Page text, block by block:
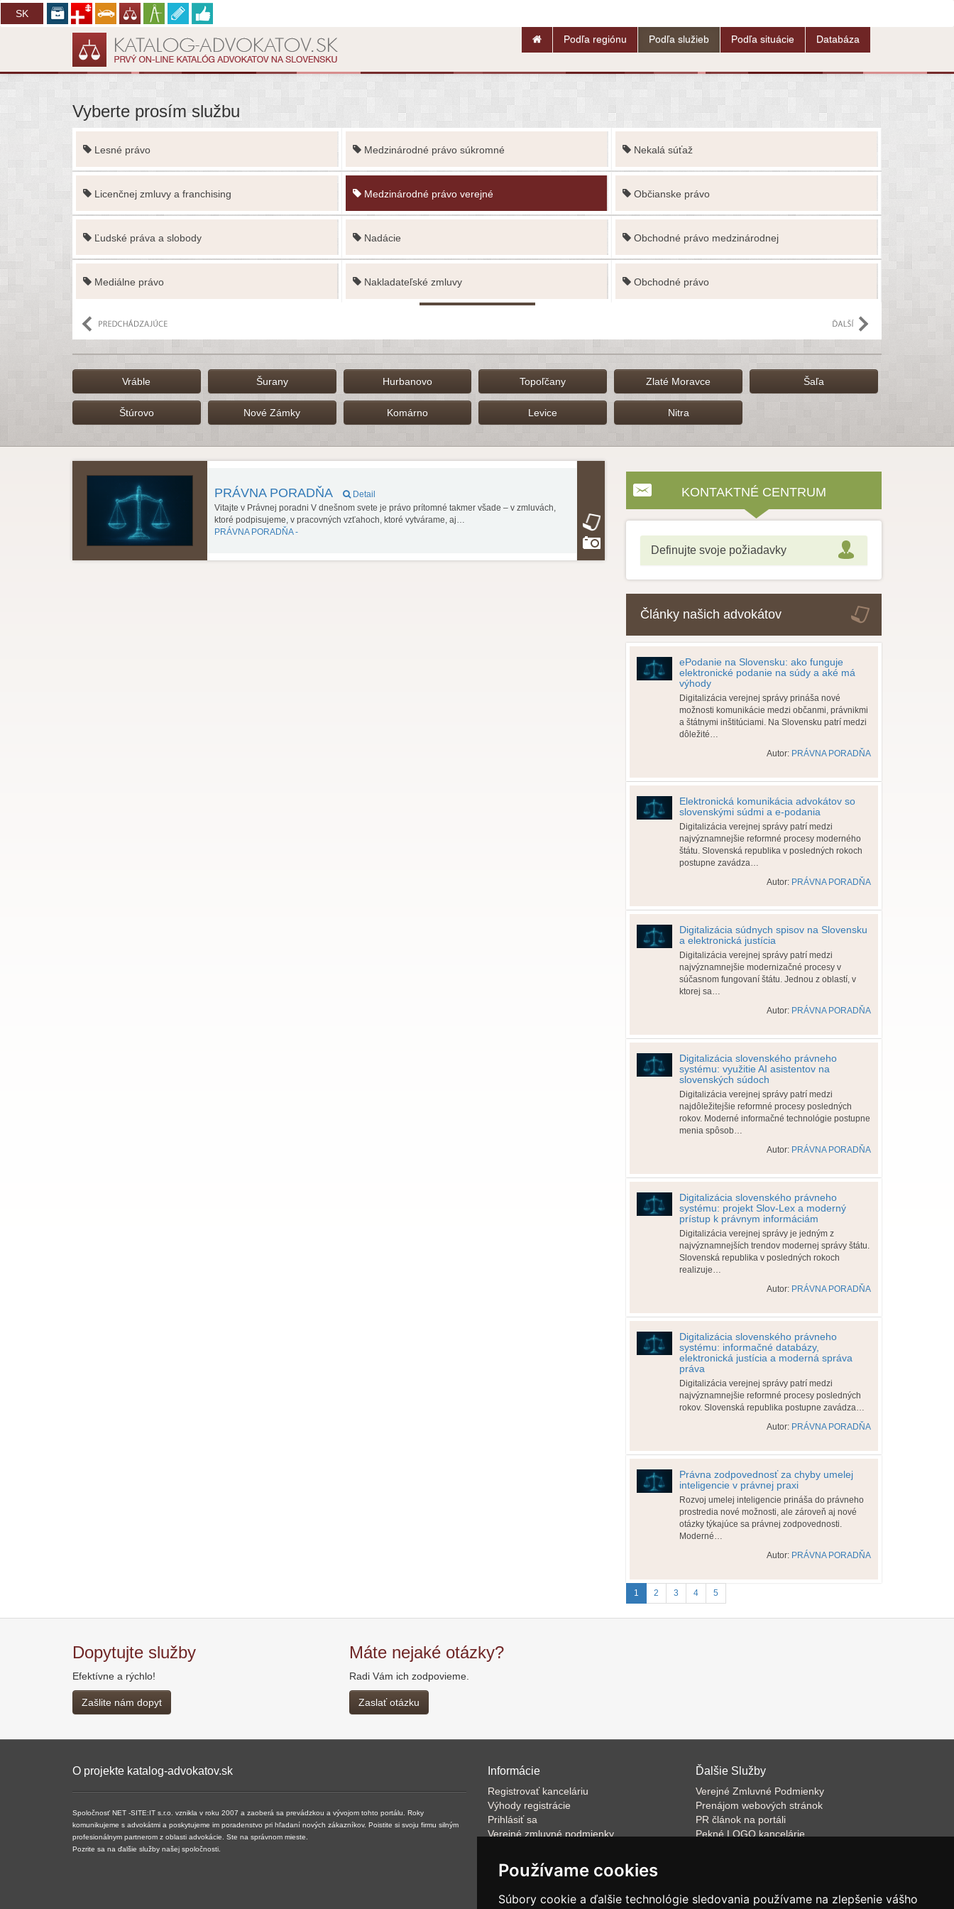
Používame cookies
Súbory cookie a ďalšie technológie sledovania používame na zlepšenie vášho
SK
CZ
Podľa regiónu Podľa služieb Podľa situácie Databáza
Vyberte prosím službu
Lesné právo
Licenčnej zmluvy a franchising
Ľudské práva a slobody
Mediálne právo
Medzinárodné právo súkromné
Medzinárodné právo verejné
Nadácie
Nakladateľské zmluvy
Nekalá súťaž
Občianske právo
Obchodné právo medzinárodnej
Obchodné právo
Vráble Šurany Hurbanovo Topoľčany Zlaté Moravce Šaľa
Štúrovo Nové Zámky Komárno Levice Nitra
PRÁVNA PORADŇA
Detail
Vitajte v Právnej poradni V dnešnom svete je právo prítomné takmer všade – v zmluvách,
ktoré podpisujeme, v pracovných vzťahoch, ktoré vytvárame, aj…
PRÁVNA PORADŇA -
KONTAKTNÉ CENTRUM
Definujte svoje požiadavky
Články našich advokátov
ePodanie na Slovensku: ako funguje
elektronické podanie na súdy a aké má
výhody
Digitalizácia verejnej správy prináša nové
možnosti komunikácie medzi občanmi, právnikmi
a štátnymi inštitúciami. Na Slovensku patrí medzi
dôležité…
Autor: PRÁVNA PORADŇA
Elektronická komunikácia advokátov so
slovenskými súdmi a e-podania
Digitalizácia verejnej správy patrí medzi
najvýznamnejšie reformné procesy moderného
štátu. Slovenská republika v posledných rokoch
postupne zavádza…
Autor: PRÁVNA PORADŇA
Digitalizácia súdnych spisov na Slovensku
a elektronická justícia
Digitalizácia verejnej správy patrí medzi
najvýznamnejšie modernizačné procesy v
súčasnom fungovaní štátu. Jednou z oblastí, v
ktorej sa…
Autor: PRÁVNA PORADŇA
Digitalizácia slovenského právneho
systému: využitie AI asistentov na
slovenských súdoch
Digitalizácia verejnej správy patrí medzi
najdôležitejšie reformné procesy posledných
rokov. Moderné informačné technológie postupne
menia spôsob…
Autor: PRÁVNA PORADŇA
Digitalizácia slovenského právneho
systému: projekt Slov-Lex a moderný
prístup k právnym informáciám
Digitalizácia verejnej správy je jedným z
najvýznamnejších trendov modernej správy štátu.
Slovenská republika v posledných rokoch
realizuje…
Autor: PRÁVNA PORADŇA
Digitalizácia slovenského právneho
systému: informačné databázy,
elektronická justícia a moderná správa
práva
Digitalizácia verejnej správy patrí medzi
najvýznamnejšie reformné procesy posledných
rokov. Slovenská republika postupne zavádza…
Autor: PRÁVNA PORADŇA
Právna zodpovednosť za chyby umelej
inteligencie v právnej praxi
Rozvoj umelej inteligencie prináša do právneho
prostredia nové možnosti, ale zároveň aj nové
otázky týkajúce sa právnej zodpovednosti.
Moderné…
Autor: PRÁVNA PORADŇA
1 2 3 4 5
Dopytujte služby
Efektívne a rýchlo!
Zašlite nám dopyt
Máte nejaké otázky?
Radi Vám ich zodpovieme.
Zaslať otázku
O projekte katalog-advokatov.sk
Spoločnosť NET -SITE:IT s.r.o. vznikla v roku 2007 a ​​zaoberá sa prevádzkou a vývojom tohto portálu. Roky
komunikujeme s advokátmi a poskytujeme im poradenstvo pri hľadaní nových zákazníkov. Poistite si svoju firmu silným
profesionálnym partnerom z oblasti advokácie. Ste na správnom mieste.
Pozrite sa na ďalšie služby našej spoločnosti.
Informácie
Registrovať kanceláriu
Výhody registrácie
Prihlásiť sa
Verejné zmluvné podmienky
VOP
FAQ
Rýchle vyhľadávanie
Ďalšie Služby
Verejné Zmluvné Podmienky
Prenájom webových stránok
PR článok na portáli
Pekné LOGO kancelárie